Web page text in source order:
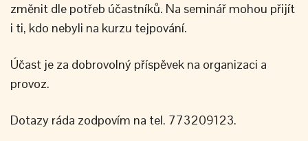
změnit dle potřeb účastníků. Na seminář mohou přijít
i ti, kdo nebyli na kurzu tejpování.
Účast je za dobrovolný příspěvek na organizaci a
provoz.
Dotazy ráda zodpovím na tel. 773209123.